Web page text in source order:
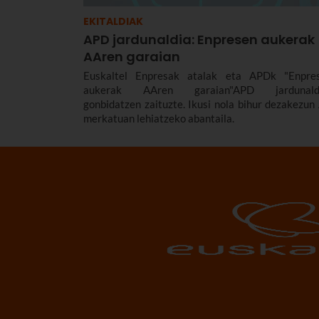
EKITALDIAK
APD jardunaldia: Enpresen aukerak
AAren garaian
Euskaltel Enpresak atalak eta APDk
aukerak AAren garaian"APD
gonbidatzen zaituzte. Ikusi nola bihur dezakezun
merkatuan lehiatzeko abantaila.